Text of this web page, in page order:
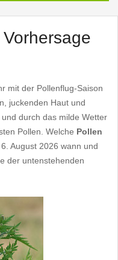
mit der Pollenflug-Saison
juckenden Haut und
durch das milde Wetter
Pollen. Welche Pollen
6. August 2026 wann und
der untenstehenden